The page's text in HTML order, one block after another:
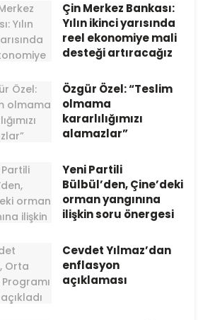
Çin Merkez Bankası:
Yılın ikinci yarısında
reel ekonomiye mali
desteği artıracağız
Özgür Özel: “Teslim
olmama
kararlılığımızı
alamazlar”
Yeni Partili
Bülbül’den, Çine’deki
orman yangınına
ilişkin soru önergesi
Cevdet Yılmaz’dan
enflasyon
açıklaması